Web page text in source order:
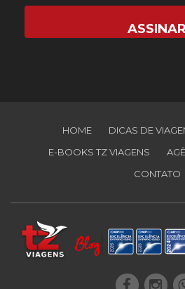
HOME DICAS DE
E-BOOKS TZ VIAGENS
CONTATO